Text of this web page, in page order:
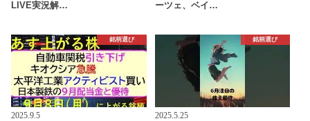
LIVE実況解… ーツェ、ベイ…
銘柄選び
2025.9.5
銘柄選び
2025.5.25